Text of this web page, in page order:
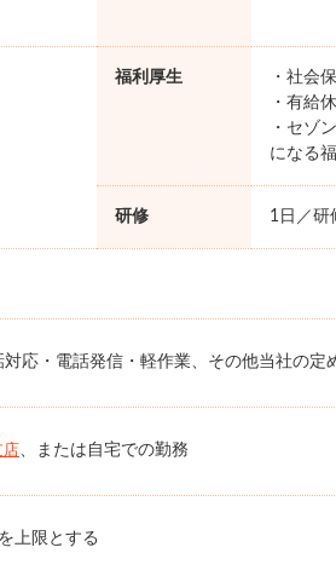
福利厚生
・社会
・有給
・セゾ
になる
研修 1日／研
応・電話発信・軽作業、その他当社の定
店、または自宅での勤務
上限とする